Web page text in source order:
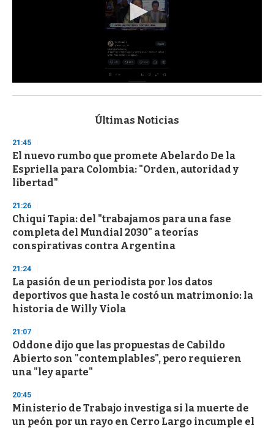
s
d
s
o
f
3
s
e
c
o
n
Últimas Noticias
21:45
El nuevo rumbo que promete Abelardo De la
Espriella para Colombia: "Orden, autoridad y
libertad"
21:26
Chiqui Tapia: del "trabajamos para una fase
completa del Mundial 2030" a teorías
conspirativas contra Argentina
21:24
La pasión de un periodista por los datos
deportivos que hasta le costó un matrimonio: la
historia de Willy Viola
21:07
Oddone dijo que las propuestas de Cabildo
Abierto son "contemplables", pero requieren
una "ley aparte"
20:45
Ministerio de Trabajo investiga si la muerte de
un peón por un rayo en Cerro Largo incumple el